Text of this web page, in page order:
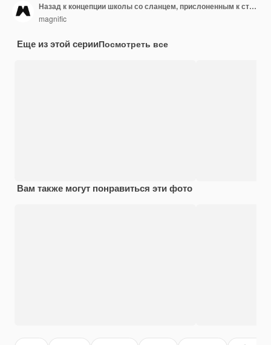
Назад к концепции школы со сланцем, прислоненным к стене
magnific
Еще из этой серииПосмотреть все
Вам также могут понравиться эти фото